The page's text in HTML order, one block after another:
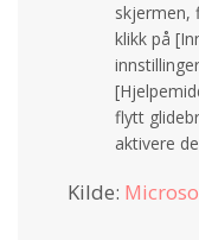
skjermen,
klikk på
flytt
aktivere
Kilde: